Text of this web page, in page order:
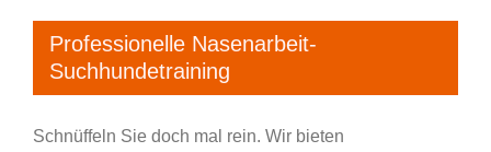
Professionelle Nasenarbeit-
Suchhundetraining
Schnüffeln Sie doch mal rein. Wir bieten